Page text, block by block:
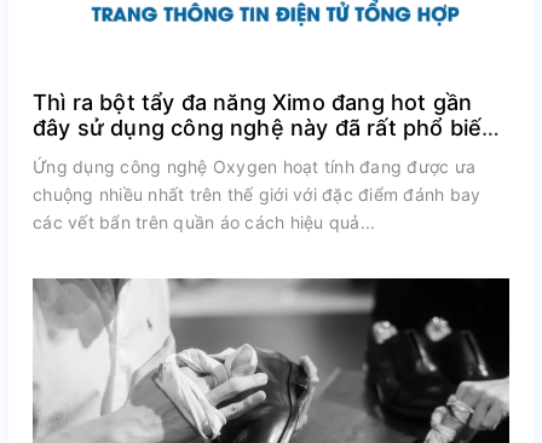
Thì ra bột tẩy đa năng Ximo đang hot gần
đây sử dụng công nghệ này đã rất phổ biến
trên thế giới
Ứng dụng công nghệ Oxygen hoạt tính đang được ưa
chuộng nhiều nhất trên thế giới với đặc điểm đánh bay
các vết bẩn trên quần áo cách hiệu quả...